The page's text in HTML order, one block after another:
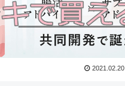
2021.02.20